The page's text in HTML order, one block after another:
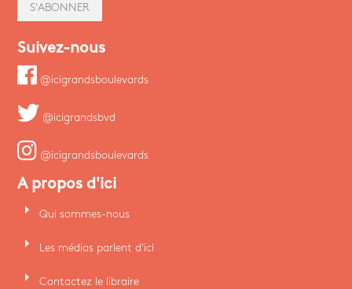
S'ABONNER
Suivez-nous
@icigrandsboulevards
@icigrandsbvd
@icigrandsboulevards
A propos d'ici
arrow_right Qui sommes-nous
arrow_right Les médias parlent d'ici
arrow_right Contactez le libraire